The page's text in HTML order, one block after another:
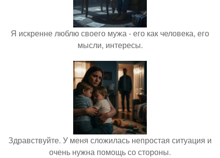
Я искренне люблю своего мужа - его как человека, его
мысли, интересы.
Здравствуйте. У меня сложилась непростая ситуация и
очень нужна помощь со стороны.